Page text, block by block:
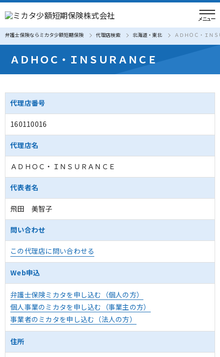
弁護士保険ならミカタ少額短期保険 代理店検索 北海道・東北 ＡＤＨＯＣ・ＩＮ
ＡＤＨＯＣ・ＩＮＳＵＲＡＮＣＥ
代理店番号
160110016
代理店名
ＡＤＨＯＣ・ＩＮＳＵＲＡＮＣＥ
代表者名
飛田 美智子
問い合わせ
この代理店に問い合わせる
Web申込
弁護士保険ミカタを申し込む（個人の方）
個人事業のミカタを申し込む（事業主の方）
事業者のミカタを申し込む（法人の方）
住所